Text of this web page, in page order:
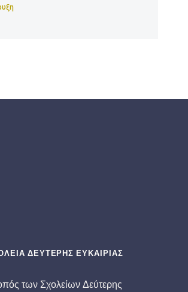
ΔΕΥΤΕΡΗΣ ΕΥΚΑΙΡΙΑΣ
των Σχολείων Δεύτερης